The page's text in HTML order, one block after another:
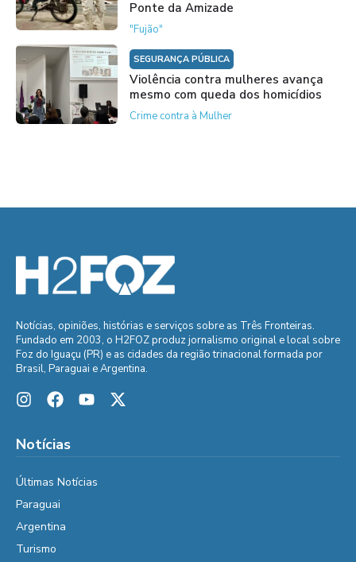
Ponte da Amizade
"Fujão"
SEGURANÇA PÚBLICA
Violência contra mulheres avança
mesmo com queda dos homicídios
Crime contra à Mulher
Notícias, opiniões, histórias e serviços sobre as Três Fronteiras.
Fundado em 2003, o H2FOZ produz jornalismo original e local sobre
Foz do Iguaçu (PR) e as cidades da região trinacional formada por
Brasil, Paraguai e Argentina.
Notícias
Últimas Notícias
Paraguai
Argentina
Turismo